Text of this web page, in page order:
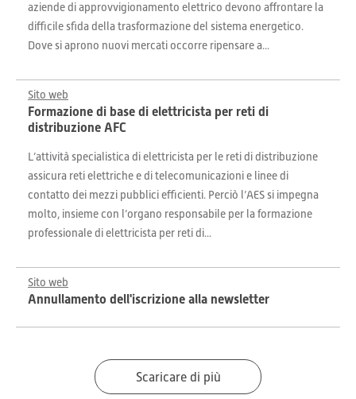
aziende di approvvigionamento elettrico devono affrontare la
difficile sfida della trasformazione del sistema energetico.
Dove si aprono nuovi mercati occorre ripensare a...
Sito web
Formazione di base di elettricista per reti di
distribuzione AFC
L’attività specialistica di elettricista per le reti di distribuzione
assicura reti elettriche e di telecomunicazioni e linee di
contatto dei mezzi pubblici efficienti. Perciò l’AES si impegna
molto, insieme con l’organo responsabile per la formazione
professionale di elettricista per reti di...
Sito web
Annullamento dell'iscrizione alla newsletter
Scaricare di più